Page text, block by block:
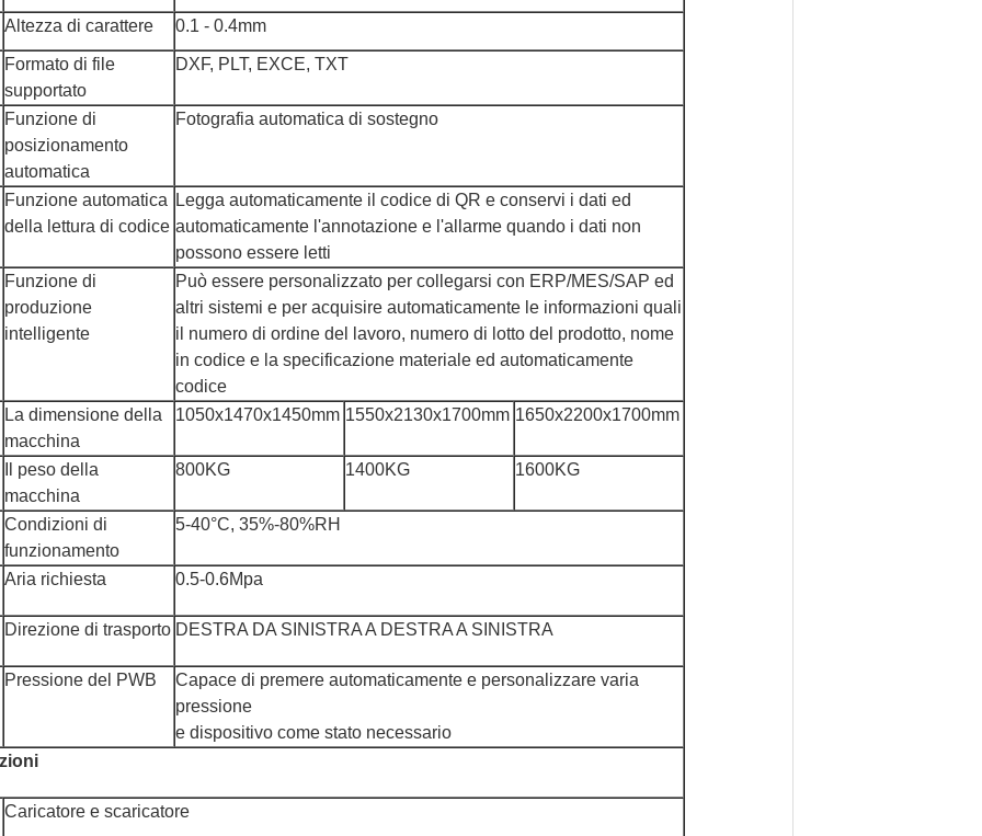
Altezza di carattere 0.1 - 0.4mm
Formato di file
supportato
DXF, PLT, EXCE, TXT
Funzione di
posizionamento
automatica
Fotografia automatica di sostegno
Funzione automatica
della lettura di codice
Legga automaticamente il codice di QR e conservi i dati ed
automaticamente l'annotazione e l'allarme quando i dati non
possono essere letti
Funzione di
produzione
intelligente
Può essere personalizzato per collegarsi con ERP/MES/SAP ed
altri sistemi e per acquisire automaticamente le informazioni quali
il numero di ordine del lavoro, numero di lotto del prodotto, nome
in codice e la specificazione materiale ed automaticamente
codice
La dimensione della
macchina
1050x1470x1450mm 1550x2130x1700mm 1650x2200x1700mm
Il peso della
macchina
800KG 1400KG 1600KG
Condizioni di
funzionamento
5-40°C, 35%-80%RH
Aria richiesta 0.5-0.6Mpa
Direzione di trasporto DESTRA DA SINISTRA A DESTRA A SINISTRA
Pressione del PWB
Capace di premere automaticamente e personalizzare varia
pressione
e dispositivo come stato necessario
Caricatore e scaricatore